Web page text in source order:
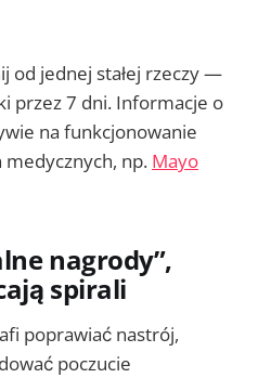
od jednej stałej rzeczy —
przez 7 dni. Informacje o
na funkcjonowanie
medycznych, np. Mayo
nagrody”,
spirali
poprawiać nastrój,
poczucie